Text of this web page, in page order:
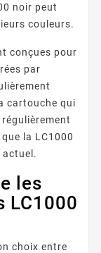
noir peut
couleurs.
conçues pour
par
cartouche qui
la LC1000
actuel.
les
LC1000
choix entre